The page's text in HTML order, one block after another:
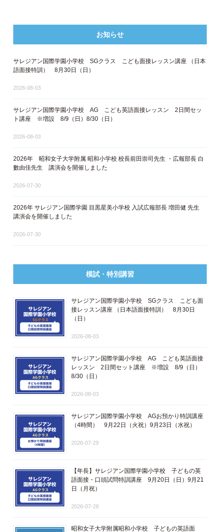
お知らせ
サレジアン国際学園小学校 SGクラス こども面接レッスン講座 ​（日本
語面接特訓​） 8月30日（日）
2026-08-03
サレジアン国際学園小学校 AG こども英語面接レッスン 2日間セッ
ト講座 ※増設 8/9（日）8/30（日）
2026-08-03
2026年 昭和女子大学附属 昭和小学校 校長前田崇司先生 ・広報部長 白
數由佳先生 講演会を開催しました
2026-07-30
2026年 サレジアン国際学園 目黒星美小学校 入試広報部長 増田健 先生
講演会を開催しました
2026-07-30
模試・特別講習
サレジアン国際学園小学校 SGクラス こども面
接レッスン講座 ​（日本語面接特訓​） 8月30日
（日）
2026-08-03
サレジアン国際学園小学校 AG こども英語面接
レッスン 2日間セット講座 ※増設 8/9（日）
8/30（日）
2026-08-03
サレジアン国際学園小学校 AGお預かり特訓講座
（4時間） 9月22日（火祝）9月23日（水祝）
2026-07-29
【年長】サレジアン国際学園小学校 子どもの英
語面接・口頭試問特訓講座 9月20日（日）9月21
日（月祝）
2026-07-28
昭和女子大学附属昭和小学校 子どもの英語面